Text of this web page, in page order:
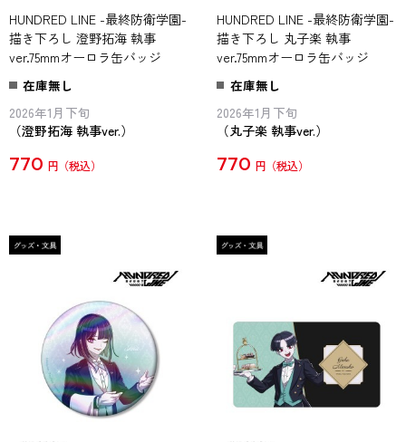
HUNDRED LINE -最終防衛学園-
描き下ろし 澄野拓海 執事
ver.75mmオーロラ缶バッジ
在庫無し
2026年1月下旬
（澄野拓海 執事ver.）
770 円
HUNDRED LINE -最終防衛学園-
描き下ろし 丸子楽 執事
ver.75mmオーロラ缶バッジ
在庫無し
2026年1月下旬
（丸子楽 執事ver.）
770 円